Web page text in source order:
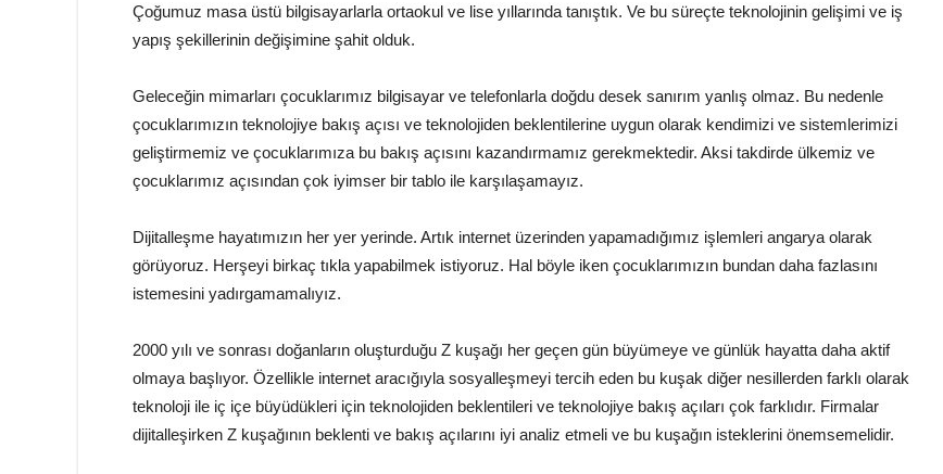
Çoğumuz masa üstü bilgisayarlarla ortaokul ve lise yıllarında tanıştık. Ve bu süreçte teknolojinin gelişimi ve iş
yapış şekillerinin değişimine şahit olduk.
Geleceğin mimarları çocuklarımız bilgisayar ve telefonlarla doğdu desek sanırım yanlış olmaz. Bu nedenle
çocuklarımızın teknolojiye bakış açısı ve teknolojiden beklentilerine uygun olarak kendimizi ve sistemlerimizi
geliştirmemiz ve çocuklarımıza bu bakış açısını kazandırmamız gerekmektedir. Aksi takdirde ülkemiz ve
çocuklarımız açısından çok iyimser bir tablo ile karşılaşamayız.
Dijitalleşme hayatımızın her yer yerinde. Artık internet üzerinden yapamadığımız işlemleri angarya olarak
görüyoruz. Herşeyi birkaç tıkla yapabilmek istiyoruz. Hal böyle iken çocuklarımızın bundan daha fazlasını
istemesini yadırgamamalıyız.
2000 yılı ve sonrası doğanların oluşturduğu Z kuşağı her geçen gün büyümeye ve günlük hayatta daha aktif
olmaya başlıyor. Özellikle internet aracığıyla sosyalleşmeyi tercih eden bu kuşak diğer nesillerden farklı olarak
teknoloji ile iç içe büyüdükleri için teknolojiden beklentileri ve teknolojiye bakış açıları çok farklıdır. Firmalar
dijitalleşirken Z kuşağının beklenti ve bakış açılarını iyi analiz etmeli ve bu kuşağın isteklerini önemsemelidir.